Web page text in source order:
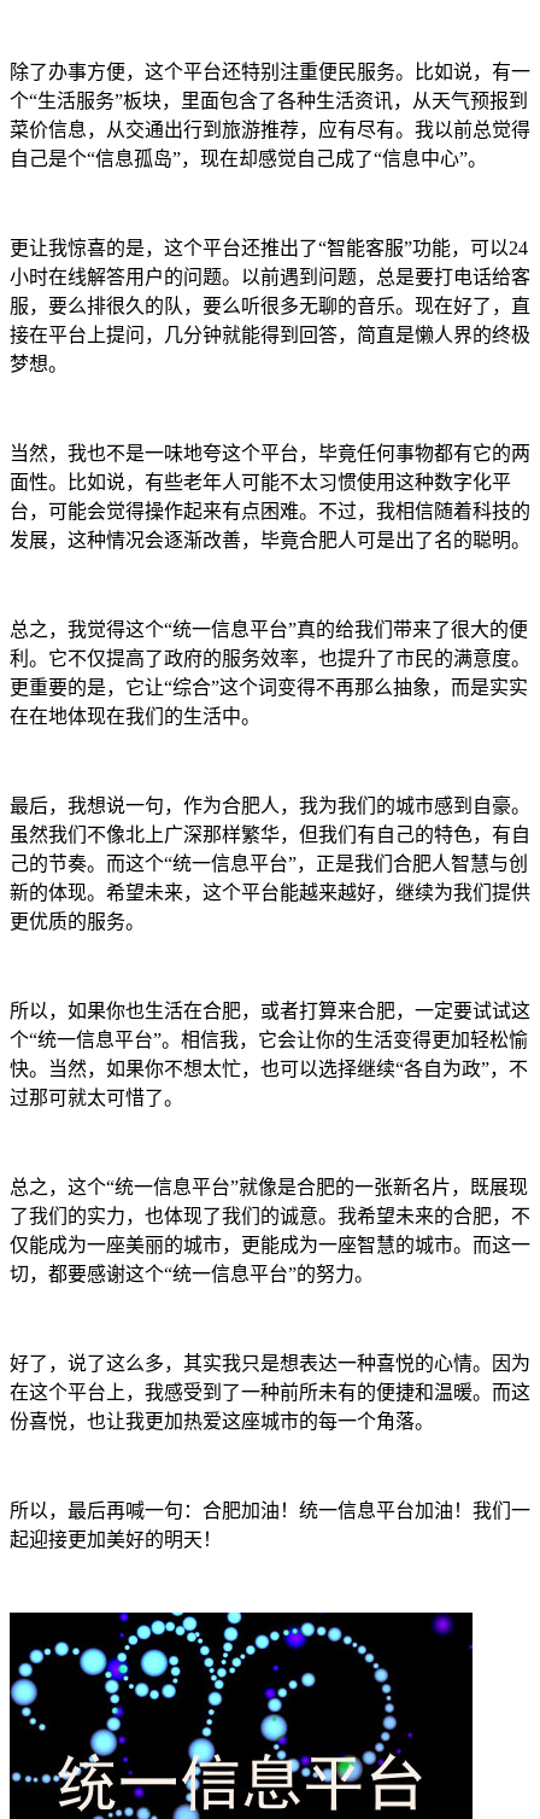
除了办事方便，这个平台还特别注重便民服务。比如说，有一
个“生活服务”板块，里面包含了各种生活资讯，从天气预报到
菜价信息，从交通出行到旅游推荐，应有尽有。我以前总觉得
自己是个“信息孤岛”，现在却感觉自己成了“信息中心”。
更让我惊喜的是，这个平台还推出了“智能客服”功能，可以24
小时在线解答用户的问题。以前遇到问题，总是要打电话给客
服，要么排很久的队，要么听很多无聊的音乐。现在好了，直
接在平台上提问，几分钟就能得到回答，简直是懒人界的终极
梦想。
当然，我也不是一味地夸这个平台，毕竟任何事物都有它的两
面性。比如说，有些老年人可能不太习惯使用这种数字化平
台，可能会觉得操作起来有点困难。不过，我相信随着科技的
发展，这种情况会逐渐改善，毕竟合肥人可是出了名的聪明。
总之，我觉得这个“统一信息平台”真的给我们带来了很大的便
利。它不仅提高了政府的服务效率，也提升了市民的满意度。
更重要的是，它让“综合”这个词变得不再那么抽象，而是实实
在在地体现在我们的生活中。
最后，我想说一句，作为合肥人，我为我们的城市感到自豪。
虽然我们不像北上广深那样繁华，但我们有自己的特色，有自
己的节奏。而这个“统一信息平台”，正是我们合肥人智慧与创
新的体现。希望未来，这个平台能越来越好，继续为我们提供
更优质的服务。
所以，如果你也生活在合肥，或者打算来合肥，一定要试试这
个“统一信息平台”。相信我，它会让你的生活变得更加轻松愉
快。当然，如果你不想太忙，也可以选择继续“各自为政”，不
过那可就太可惜了。
总之，这个“统一信息平台”就像是合肥的一张新名片，既展现
了我们的实力，也体现了我们的诚意。我希望未来的合肥，不
仅能成为一座美丽的城市，更能成为一座智慧的城市。而这一
切，都要感谢这个“统一信息平台”的努力。
好了，说了这么多，其实我只是想表达一种喜悦的心情。因为
在这个平台上，我感受到了一种前所未有的便捷和温暖。而这
份喜悦，也让我更加热爱这座城市的每一个角落。
所以，最后再喊一句：合肥加油！统一信息平台加油！我们一
起迎接更加美好的明天！